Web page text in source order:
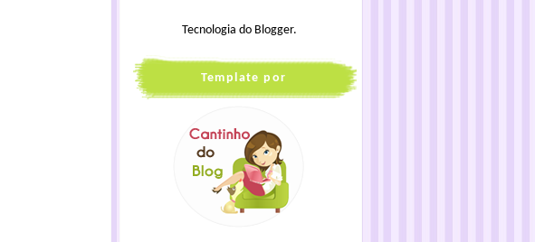
Tecnologia do Blogger.
Template por